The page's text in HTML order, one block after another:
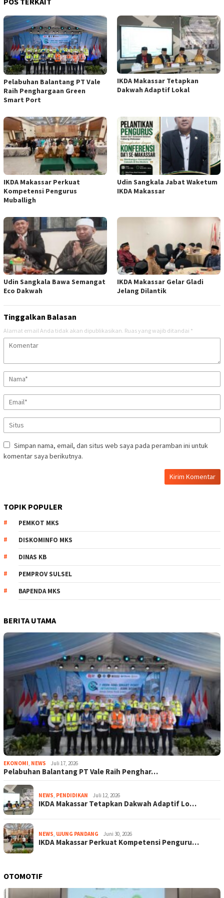
Pelabuhan Balantang PT Vale
Raih Penghargaan Green
Smart Port
IKDA Makassar Tetapkan
Dakwah Adaptif Lokal
IKDA Makassar Perkuat
Kompetensi Pengurus
Muballigh
Udin Sangkala Jabat Waketum
IKDA Makassar
Udin Sangkala Bawa Semangat
Eco Dakwah
IKDA Makassar Gelar Gladi
Jelang Dilantik
Tinggalkan Balasan
Alamat email Anda tidak akan dipublikasikan. Ruas yang wajib ditandai *
Simpan nama, email, dan situs web saya pada peramban ini untuk
komentar saya berikutnya.
TOPIK POPULER
PEMKOT MKS
DISKOMINFO MKS
DINAS KB
PEMPROV SULSEL
BAPENDA MKS
BERITA UTAMA
EKONOMI, NEWS Juli 17, 2026
Pelabuhan Balantang PT Vale Raih Penghar…
NEWS, PENDIDIKAN Juli 12, 2026
IKDA Makassar Tetapkan Dakwah Adaptif Lo…
NEWS, UJUNG PANDANG Juni 30, 2026
IKDA Makassar Perkuat Kompetensi Penguru…
OTOMOTIF